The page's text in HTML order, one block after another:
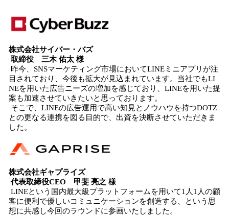
株式会社サイバー・バズ
取締役 三木 佑太 様
昨今、SNSマーケティング市場においてLINEミニアプリが注
目されており、今後も拡大が見込まれています。当社でもLI
NEを用いた広告ニーズの増加を感じており、LINEを用いた提
案も加速させていきたいと思っております。
そこで、LINEの広告運用で高い知見とノウハウを持つDOTZ
との更なる連携を図る目的で、出資を決断させていただきま
した。
株式会社ギャプライズ
代表取締役CEO 甲斐 亮之 様
LINEという国内最大級プラットフォームを用いて1人1人の顧
客に便利で優しいコミュニケーションを創造する、という思
想に共感し今回のラウンドに参画いたしました。